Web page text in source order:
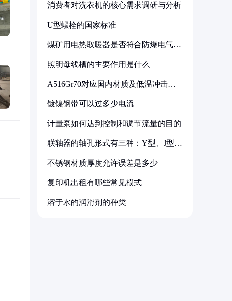
消费者对洗衣机的核心需求调研与分析
U型螺栓的国家标准
煤矿用电热取暖器是否符合防爆电气设
照明母线槽的主要作用是什么
A516Gr70对应国内材质及低温冲击要
镀镍钢带可以过多少电流
计量泵如何达到控制和调节流量的目的
联轴器的轴孔形式有三种：Y型、J型、
不锈钢材质厚度允许误差是多少
复印机出租有哪些常见模式
溶于水的润滑剂的种类